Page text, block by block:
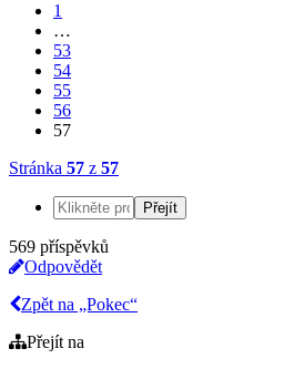
1
…
53
54
55
56
57
Stránka 57 z 57
569 příspěvků
Odpovědět
Zpět na „Pokec“
Přejít na